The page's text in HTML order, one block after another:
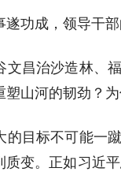
遂功成，领导干
文昌治沙造林、
山河的韧劲？
的目标不可能一
质变。正如习近